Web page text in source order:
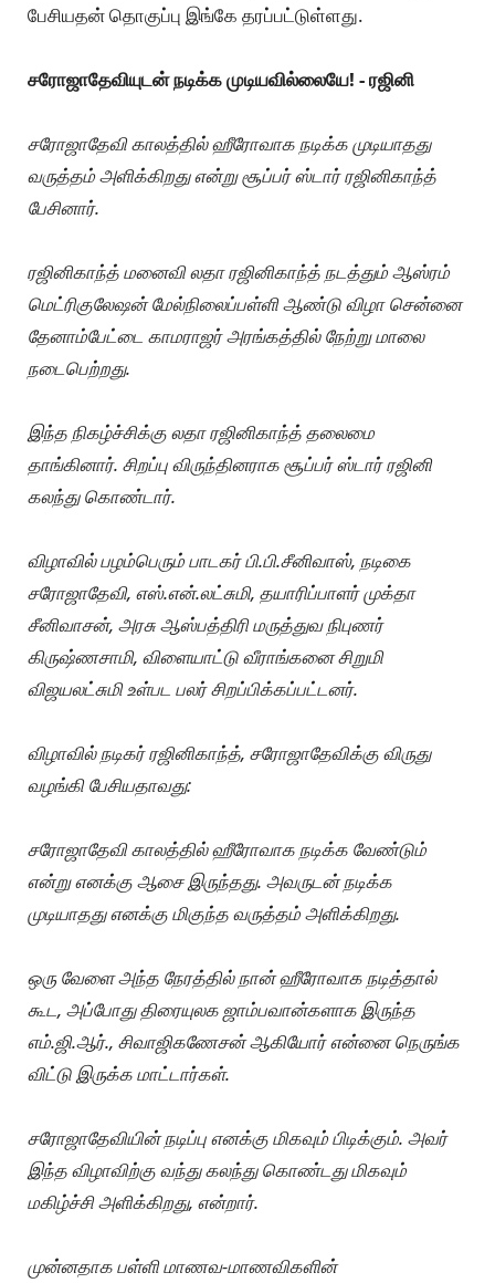
பேசியதன் தொகுப்பு இங்கே தரப்பட்டுள்ளது.
சரோஜாதேவியுடன் நடிக்க முடியவில்லையே! - ரஜினி
சரோஜாதேவி காலத்தில் ஹீரோவாக நடிக்க முடியாதது
வருத்தம் அளிக்கிறது என்று சூப்பர் ஸ்டார் ரஜினிகாந்த்
பேசினார்.
ரஜினிகாந்த் மனைவி லதா ரஜினிகாந்த் நடத்தும் ஆஸ்ரம்
மெட்ரிகுலேஷன் மேல்நிலைப்பள்ளி ஆண்டு விழா சென்னை
தேனாம்பேட்டை காமராஜர் அரங்கத்தில் நேற்று மாலை
நடைபெற்றது.
இந்த நிகழ்ச்சிக்கு லதா ரஜினிகாந்த் தலைமை
தாங்கினார். சிறப்பு விருந்தினராக சூப்பர் ஸ்டார் ரஜினி
கலந்து கொண்டார்.
விழாவில் பழம்பெரும் பாடகர் பி.பி.சீனிவாஸ், நடிகை
சரோஜாதேவி, எஸ்.என்.லட்சுமி, தயாரிப்பாளர் முக்தா
சீனிவாசன், அரசு ஆஸ்பத்திரி மருத்துவ நிபுணர்
கிருஷ்ணசாமி, விளையாட்டு வீராங்கனை சிறுமி
விஜயலட்சுமி உள்பட பலர் சிறப்பிக்கப்பட்டனர்.
விழாவில் நடிகர் ரஜினிகாந்த், சரோஜாதேவிக்கு விருது
வழங்கி பேசியதாவது:
சரோஜாதேவி காலத்தில் ஹீரோவாக நடிக்க வேண்டும்
என்று எனக்கு ஆசை இருந்தது. அவருடன் நடிக்க
முடியாதது எனக்கு மிகுந்த வருத்தம் அளிக்கிறது.
ஒரு வேளை அந்த நேரத்தில் நான் ஹீரோவாக நடித்தால்
கூட, அப்போது திரையுலக ஜாம்பவான்களாக இருந்த
எம்.ஜி.ஆர்., சிவாஜிகணேசன் ஆகியோர் என்னை நெருங்க
விட்டு இருக்க மாட்டார்கள்.
சரோஜாதேவியின் நடிப்பு எனக்கு மிகவும் பிடிக்கும். அவர்
இந்த விழாவிற்கு வந்து கலந்து கொண்டது மிகவும்
மகிழ்ச்சி அளிக்கிறது, என்றார்.
முன்னதாக பள்ளி மாணவ-மாணவிகளின்